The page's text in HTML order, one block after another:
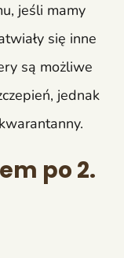
jeśli mamy
się inne
są możliwe
jednak
po 2.